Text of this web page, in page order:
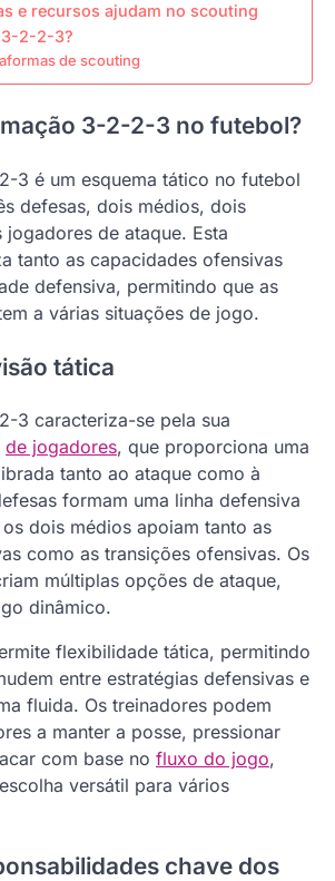
e recursos ajudam no scouting
3-2-2-3?
de scouting
3-2-2-3 no futebol?
3 é um esquema tático no futebol
defesas, dois médios, dois
jogadores de ataque. Esta
tanto as capacidades ofensivas
defensiva, permitindo que as
a várias situações de jogo.
tática
3 caracteriza-se pela sua
de jogadores, que proporciona uma
tanto ao ataque como à
formam uma linha defensiva
dois médios apoiam tanto as
como as transições ofensivas. Os
múltiplas opções de ataque,
dinâmico.
flexibilidade tática, permitindo
entre estratégias defensivas e
fluida. Os treinadores podem
a manter a posse, pressionar
com base no fluxo do jogo,
versátil para vários
chave dos